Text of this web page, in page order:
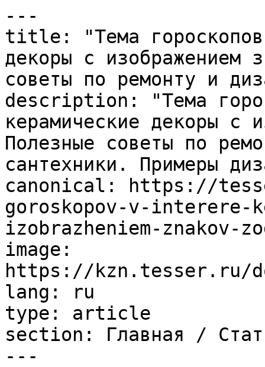
---
title: "Тема гороскопов
декоры с изображением
советы по ремонту и
description: "Тема
керамические декоры с
Полезные советы по
сантехники. Примеры
canonical: https://
goroskopov-v-interere-
izobrazheniem-znakov-
image:
https://kzn.tesser.ru/
lang: ru
type: article
section: Главная /
---